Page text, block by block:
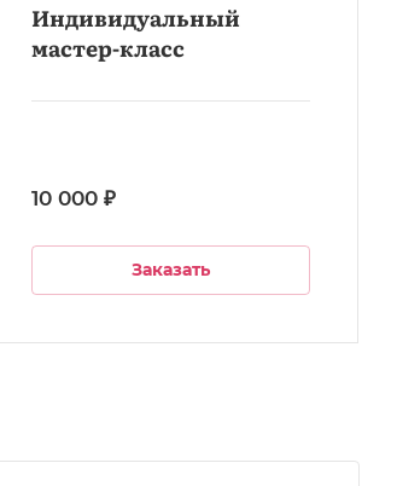
Индивидуальный
мастер-класс
10 000 ₽
Заказать